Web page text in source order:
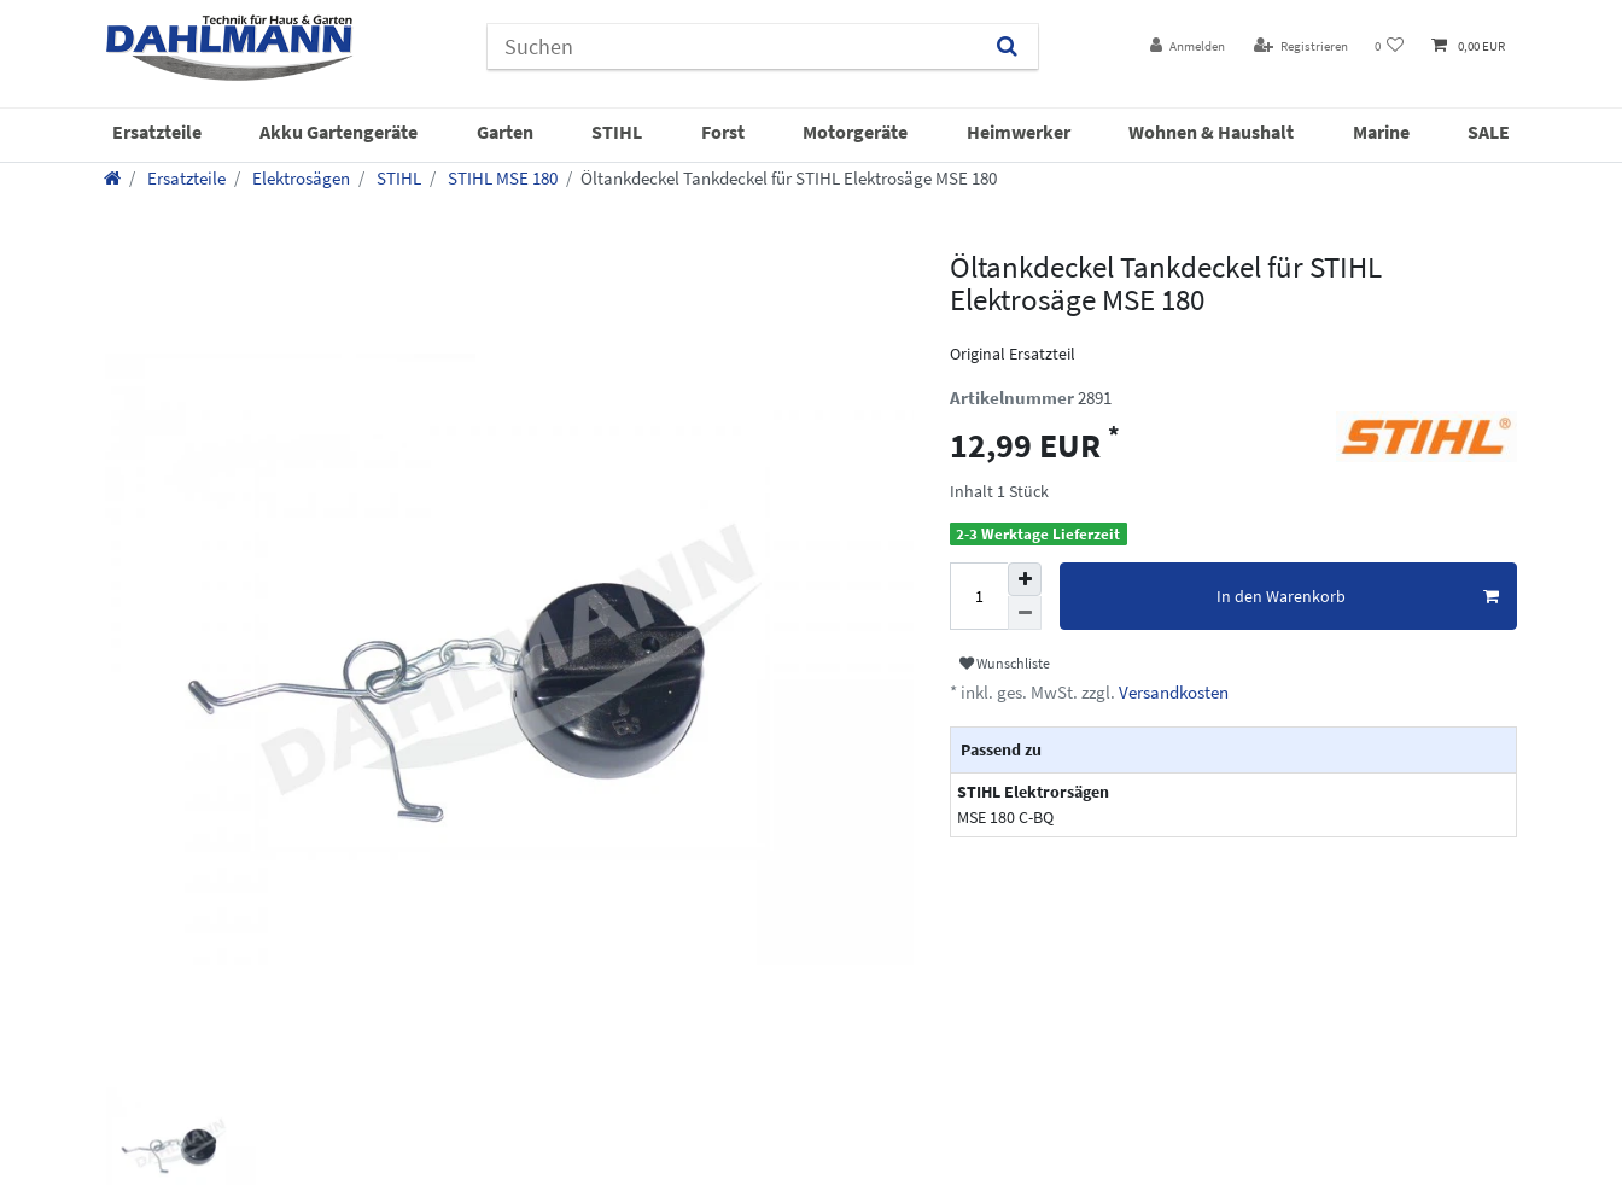
Anmelden Registrieren 0 0,00 EUR
Ersatzteile Akku Gartengeräte Garten STIHL Forst Motorgeräte Heimwerker Wohnen & Haushalt Marine SALE
Ersatzteile Elektrosägen STIHL STIHL MSE 180 Öltankdeckel Tankdeckel für STIHL Elektrosäge MSE 180
Öltankdeckel Tankdeckel für STIHL
Elektrosäge MSE 180
Original Ersatzteil
Artikelnummer2891
12,99 EUR *
Inhalt 1Stück
2-3 Werktage Lieferzeit
In den Warenkorb
Wunschliste
* inkl. ges. MwSt. zzgl. Versandkosten
Passend zu
STIHL Elektrorsägen
MSE 180 C-BQ